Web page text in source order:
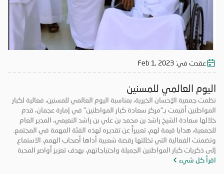
عقدت في: Feb 1, 2023
اليوم العالمي للمسنين
نظمت جمعية الإحسان الخيرية، بمناسبة اليوم العالمي للمسنين، فعالية لكبار
المواطنين أقيمت بـ"مركز سعادة كبار المواطنين" في إمارة عجمان، قدم
خلالها سعادة الشيخ راشد بن محمد بن علي بن راشد النعيمي، المدير العام
للجمعية، هدايا قيمة لهم، تعبيراً عن تقديره لهذه الفئة المهمة في المجتمع.
وتضمنت الفعالية التي تخللتها رقصة شعبية أداها أصحاب الهمم، الاستماع
إلى ذكريات كبار المواطنين الجميلة واحتياجاتهم، بهدف تعزيز أواصر المحبة
بين أفراد المجتمع، وتحسين جودة حياتهم، وتقديم الدعم الذي يحتاجون إليه
اقرأ كل شيء